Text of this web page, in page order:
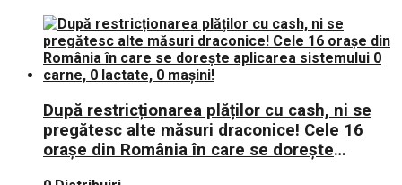
După restricționarea plăților cu cash, ni se
pregătesc alte măsuri draconice! Cele 16
orașe din România în care se dorește